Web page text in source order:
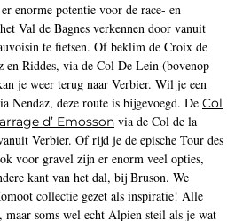
enorme potentie voor de race- en
Val de Bagnes verkennen door vanuit
te fietsen. Of beklim de Croix de
en Riddes, via de Col De Lein (bovenop
je weer terug naar Verbier. Wil je een
Nendaz, deze route is bijgevoegd. De Col
d’ Emosson via de Col de la
Verbier. Of rijd je de epische Tour des
voor gravel zijn er enorm veel opties,
kant van het dal, bij Bruson. We
collectie gezet als inspiratie! Alle
soms wel echt Alpien steil als je wat